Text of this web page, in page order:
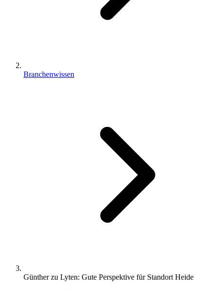
Branchenwissen
Günther zu Lyten: Gute Perspektive für Standort Heide